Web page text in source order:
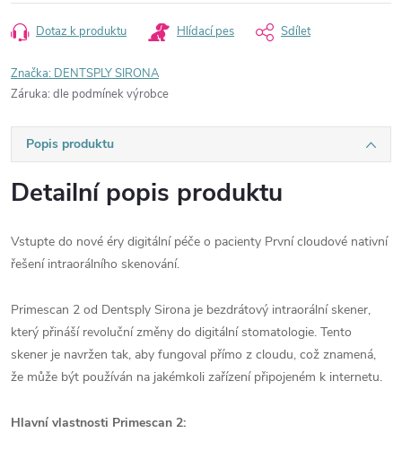
Dotaz k produktu Hlídací pes Sdílet
Značka: DENTSPLY SIRONA
Záruka: dle podmínek výrobce
Popis produktu
Detailní popis produktu
Vstupte do nové éry digitální péče o pacienty První cloudové nativní
řešení intraorálního skenování.
Primescan 2 od Dentsply Sirona je bezdrátový intraorální skener,
který přináší revoluční změny do digitální stomatologie. Tento
skener je navržen tak, aby fungoval přímo z cloudu, což znamená,
že může být používán na jakémkoli zařízení připojeném k internetu.
Hlavní vlastnosti Primescan 2: